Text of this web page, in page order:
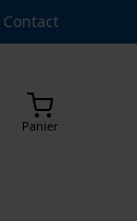
Contact
Panier